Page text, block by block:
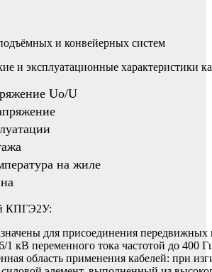
и конвейерных систем
и эксплуатационные характеристики
Uo/U
на жиле
КПГЭ2У:
для присоединения
1 кВ переменного тока частотой до 400
область применения кабелей: при